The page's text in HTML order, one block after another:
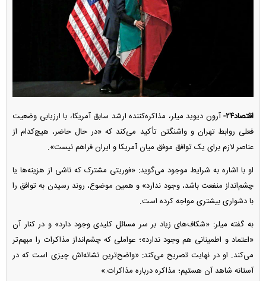
اقتصاد۲۴-
آرون دیوید میلر، مذاکره‌کننده ارشد سابق آمریکا، با ارزیابی وضعیت
فعلی روابط تهران و واشنگتن تأکید می‌کند که «در حال حاضر، هیچ‌کدام از
عناصر لازم برای یک توافق موفق میان آمریکا و ایران فراهم نیست».
او با اشاره به شرایط موجود می‌گوید: «فوریتی مشترک که ناشی از هزینه‌ها یا
چشم‌انداز منفعت باشد، وجود ندارد» و همین موضوع، روند رسیدن به توافق را
با دشواری بیشتری مواجه کرده است.
به گفته میلر: «شکاف‌های زیاد بر سر مسائل کلیدی وجود دارد» و در کنار آن
«اعتماد و اطمینانی هم وجود ندارد»؛ عواملی که چشم‌انداز مذاکرات را مبهم‌تر
می‌کند. او در نهایت تصریح می‌کند: «واضح‌ترین نشانه‌اش چیزی است که در
آستانه شاهد آن هستیم؛ مذاکره درباره مذاکرات.»